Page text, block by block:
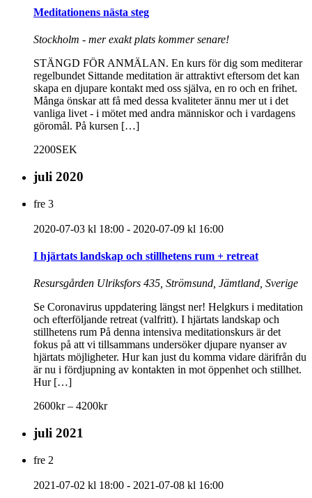
Meditationens nästa steg
Stockholm - mer exakt plats kommer senare!
STÄNGD FÖR ANMÄLAN. En kurs för dig som mediterar
regelbundet Sittande meditation är attraktivt eftersom det kan
skapa en djupare kontakt med oss själva, en ro och en frihet.
Många önskar att få med dessa kvaliteter ännu mer ut i det
vanliga livet - i mötet med andra människor och i vardagens
göromål. På kursen […]
2200SEK
juli 2020
fre 3
2020-07-03 kl 18:00 - 2020-07-09 kl 16:00
I hjärtats landskap och stillhetens rum + retreat
Resursgården Ulriksfors 435, Strömsund, Jämtland, Sverige
Se Coronavirus uppdatering längst ner! Helgkurs i meditation
och efterföljande retreat (valfritt). I hjärtats landskap och
stillhetens rum På denna intensiva meditationskurs är det
fokus på att vi tillsammans undersöker djupare nyanser av
hjärtats möjligheter. Hur kan just du komma vidare därifrån du
är nu i fördjupning av kontakten in mot öppenhet och stillhet.
Hur […]
2600kr – 4200kr
juli 2021
fre 2
2021-07-02 kl 18:00 - 2021-07-08 kl 16:00